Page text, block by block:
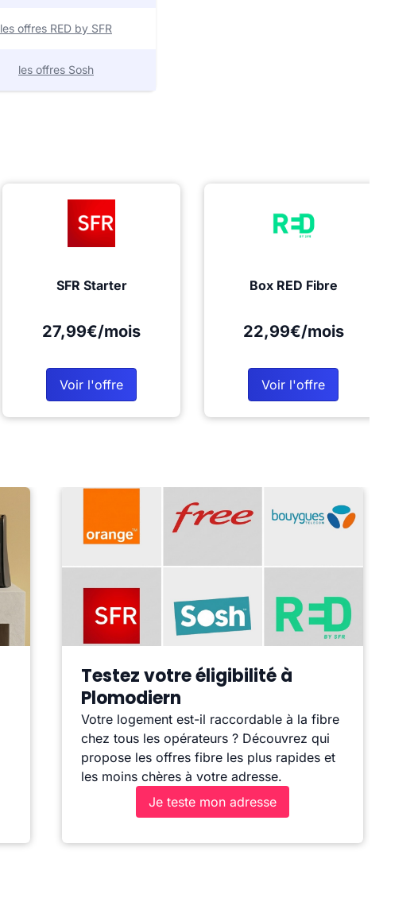
les offres RED by SFR
les offres Sosh
SFR Starter
27,99€/mois
Voir l'offre
Box RED Fibre
22,99€/mois
Voir l'offre
Testez votre éligibilité à
Plomodiern
Votre logement est-il raccordable à la fibre
chez tous les opérateurs ? Découvrez qui
propose les offres fibre les plus rapides et
les moins chères à votre adresse.
Je teste mon adresse